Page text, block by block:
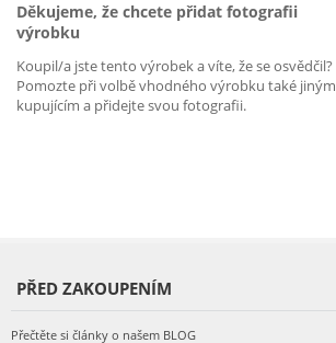
Děkujeme, že chcete přidat fotografii
výrobku
Koupil/a jste tento výrobek a víte, že se osvědčil?
Pomozte při volbě vhodného výrobku také jiným
kupujícím a přidejte svou fotografii.
PŘED ZAKOUPENÍM
Přečtěte si články o našem BLOG